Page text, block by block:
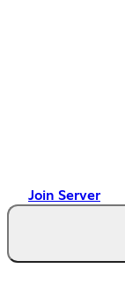
Join Server